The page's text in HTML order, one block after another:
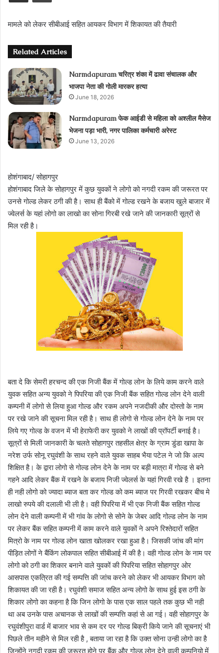
मामले को लेकर सीबीआई सहित आयकर विभाग में शिकायत की तैयारी
Related Articles
Narmdapuram चरित्र शंका में ढावा संचालक और
भाजपा नेता की गोली मारकर हत्या
June 18, 2026
Narmdapuram फेक आईडी से महिला को अश्लील मैसेज
भेजना पड़ा भारी, नगर पालिका कर्मचारी अरेस्ट
June 13, 2026
होशंगाबाद/ सोहागपुर
होशंगाबाद जिले के सोहागपुर में कुछ युवकों ने लोगो को नगदी रकम की जरूरत पर
उनसे गोल्ड लेकर ठगी की है। साथ ही बैंको में गोल्ड रखने के बजाय खुले बाजार में
ज्वेलर्स के यहां लोगो का लाखो का सोना गिरबी रखे जाने की जानकारी सूत्रों से
मिल रही है।
बता दे कि सेमरी हरचन्द की एक निजी बैंक में गोल्ड लोन के लिये काम करने वाले
युवक सहित अन्य युवको ने पिपरिया की एक निजी बैंक सहित गोल्ड लोन देने वाली
कम्पनी में लोगो से लिया हुआ गोल्ड और रकम अपने नजदीकी और दोस्तो के नाम
पर रखे जाने की सूचना मिल रही है। साथ ही लोगो से गोल्ड लोन देने के नाम पर
लिये गए गोल्ड के वजन में भी हेराफेरी कर युवको ने लाखों की प्रॉपर्टी बनाई है।
सूत्रों से मिली जानकारी के चलते सोहागपुर तहसील क्षेत्र के ग्राम डुंडा खापा के
नरेश उर्फ सोनू रघुवंशी के साथ रहने वाले युवक साहब भैया पटेल ने जो कि अल्प
शिक्षित है। के द्वारा लोगो से गोल्ड लोन देने के नाम पर बड़ी मात्रा में गोल्ड से बने
गहने आदि लेकर बैंक में रखने के बजाय निजी ज्वेलर्स के यहां गिरवी रखे है । इतना
ही नही लोगो को ज्यादा ब्याज बता कर गोल्ड को कम ब्याज पर गिरवी रखकर बीच मे
लाखो रुपये की दलाली भी ली है। वही पिपरिया में भी एक निजी बैंक सहित गोल्ड
लोन देने वाली कम्पनी में भी गांव के लोगो से सोने के जेबर आदि गोल्ड लोन के नाम
पर लेकर बैंक सहित कम्पनी में काम करने वाले युवकों ने अपने रिश्तेदारों सहित
मित्रो के नाम पर गोल्ड लोन खाता खोलकर रखा हुआ है। जिसकी जांच की मांग
पीड़ित लोगों ने बैंकिंग लोकपाल सहित सीबीआई में की है। वही गोल्ड लोन के नाम पर
लोगो को ठगी का शिकार बनाने वाले युवकों की पिपरिया सहित सोहागपुर ओर
आसपास एकत्रित की गई सम्पत्ति की जांच करने को लेकर भी आयकर विभाग को
शिकायत की जा रही है। रघुवंशी समाज सहित अन्य लोगो के साथ हुई इस ठगी के
शिकार लोगो का कहना है कि जिन लोगो के पास एक साल पहले तक कुछ भी नही
था अब उनके पास अचानक से लाखों की सम्पत्ति कहां से आ गई। वही सोहागपुर के
रघुवंशीपुरा वार्ड में बाजार भाव से कम दर पर गोल्ड बिक्री किये जाने की सूचनाएं भी
पिछले तीन महीने से मिल रही है , बताया जा रहा है कि उक्त सोना उन्ही लोगो का है
जिन्होंने नगदी रकम की जरूरत होने पर बैंक और गोल्ड लोन देने वाली कम्पनियो में